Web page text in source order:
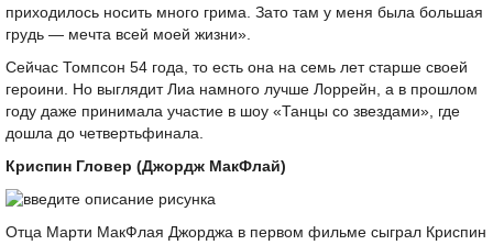
приходилось носить много грима. Зато там у меня была большая
грудь — мечта всей моей жизни».
Сейчас Томпсон 54 года, то есть она на семь лет старше своей
героини. Но выглядит Лиа намного лучше Лоррейн, а в прошлом
году даже принимала участие в шоу «Танцы со звездами», где
дошла до четвертьфинала.
Криспин Гловер (Джордж МакФлай)
Отца Марти МакФлая Джорджа в первом фильме сыграл Криспин